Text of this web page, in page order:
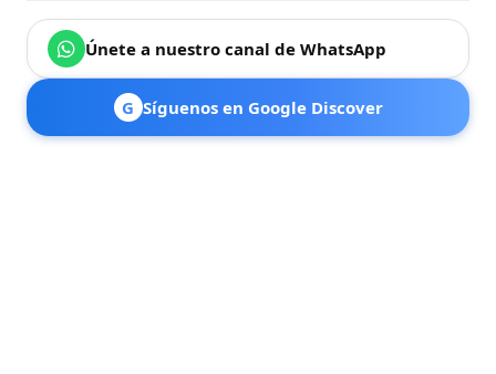
Únete a nuestro canal de WhatsApp
G Síguenos en Google Discover